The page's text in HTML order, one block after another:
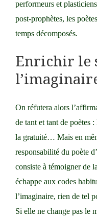
performeurs et
post-prophètes, les
temps décomposés.
Enrichir le
On réfutera alors
de tant et tant de poètes
la gratuité… Mais en
responsabilité du poète
consiste à témoigner de
échappe aux codes
l’imaginaire, rien de tel
Si elle ne change pas le